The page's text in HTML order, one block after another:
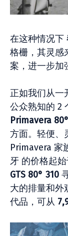
在这种情况下
格栅，其灵感
案，进一步加
正如我们从一
公众熟知的 2
Primavera
方面。轻便、
Primavera 家
牙 的价格起
GTS 80° 310
大的排量和外
代品，可从